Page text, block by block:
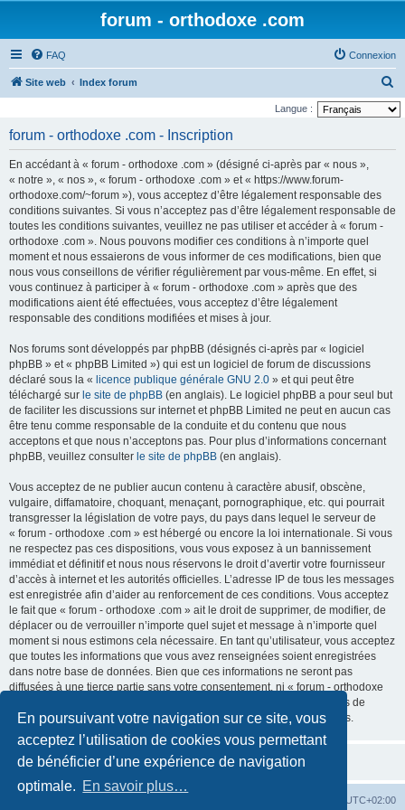
En poursuivant votre navigation sur ce site, vous
acceptez l’utilisation de cookies vous permettant
de bénéficier d’une expérience de navigation
optimale. En savoir plus…
forum - orthodoxe .com
FAQ Connexion
Site web Index forum
e
Langue :
forum - orthodoxe .com - Inscription
En accédant à « forum - orthodoxe .com » (désigné ci-après par « nous »,
« notre », « nos », « forum - orthodoxe .com » et « https://www.forum-
orthodoxe.com/~forum »), vous acceptez d’être légalement responsable des
conditions suivantes. Si vous n’acceptez pas d’être légalement responsable de
toutes les conditions suivantes, veuillez ne pas utiliser et accéder à « forum -
orthodoxe .com ». Nous pouvons modifier ces conditions à n’importe quel
moment et nous essaierons de vous informer de ces modifications, bien que
nous vous conseillons de vérifier régulièrement par vous-même. En effet, si
vous continuez à participer à « forum - orthodoxe .com » après que des
modifications aient été effectuées, vous acceptez d’être légalement
responsable des conditions modifiées et mises à jour.
Nos forums sont développés par phpBB (désignés ci-après par « logiciel
phpBB » et « phpBB Limited ») qui est un logiciel de forum de discussions
déclaré sous la « licence publique générale GNU 2.0 » et qui peut être
téléchargé sur le site de phpBB (en anglais). Le logiciel phpBB a pour seul but
de faciliter les discussions sur internet et phpBB Limited ne peut en aucun cas
être tenu comme responsable de la conduite et du contenu que nous
acceptons et que nous n’acceptons pas. Pour plus d’informations concernant
phpBB, veuillez consulter le site de phpBB (en anglais).
Vous acceptez de ne publier aucun contenu à caractère abusif, obscène,
vulgaire, diffamatoire, choquant, menaçant, pornographique, etc. qui pourrait
transgresser la législation de votre pays, du pays dans lequel le serveur de
« forum - orthodoxe .com » est hébergé ou encore la loi internationale. Si vous
ne respectez pas ces dispositions, vous vous exposez à un bannissement
immédiat et définitif et nous nous réservons le droit d’avertir votre fournisseur
d’accès à internet et les autorités officielles. L’adresse IP de tous les messages
est enregistrée afin d’aider au renforcement de ces conditions. Vous acceptez
le fait que « forum - orthodoxe .com » ait le droit de supprimer, de modifier, de
déplacer ou de verrouiller n’importe quel sujet et message à n’importe quel
moment si nous estimons cela nécessaire. En tant qu’utilisateur, vous acceptez
que toutes les informations que vous avez renseignées soient enregistrées
dans notre base de données. Bien que ces informations ne seront pas
diffusées à une tierce partie sans votre consentement, ni « forum - orthodoxe
.com », ni phpBB, ne pourront être tenus comme responsables en cas de
tentative de piratage informatique visant à compromettre vos données.
UTC+02:00